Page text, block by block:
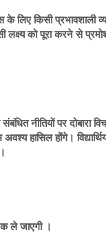
किसी प्रभावशाली
को पूरा करने से
नीतियों पर
हासिल होंगे।
ले जाएगी ।